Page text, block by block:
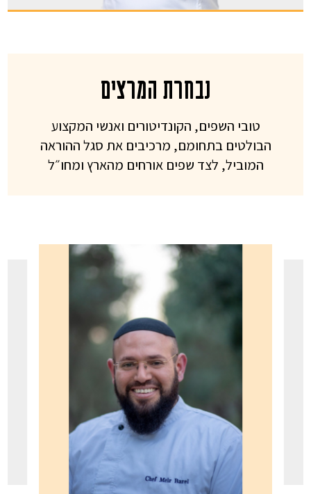
נבחרת המרצים
טובי השפים, הקונדיטורים ואנשי המקצוע
הבולטים בתחומם, מרכיבים את סגל ההוראה
המוביל, לצד שפים אורחים מהארץ ומחו״ל